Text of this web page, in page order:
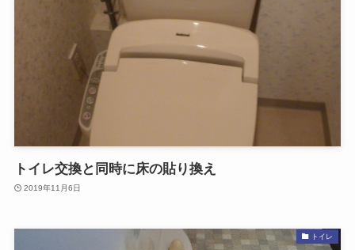
トイレ交換と同時に床の貼り換え
2019年11月6日
トイレ